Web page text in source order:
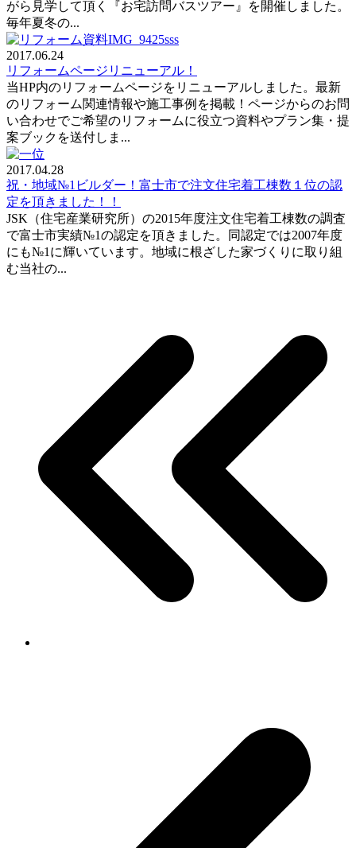
がら見学して頂く『お宅訪問バスツアー』を開催しました。
毎年夏冬の...
2017.06.24
リフォームページリニューアル！
当HP内のリフォームページをリニューアルしました。最新
のリフォーム関連情報や施工事例を掲載！ページからのお問
い合わせでご希望のリフォームに役立つ資料やプラン集・提
案ブックを送付しま...
2017.04.28
祝・地域№1ビルダー！富士市で注文住宅着工棟数１位の認
定を頂きました！！
JSK（住宅産業研究所）の2015年度注文住宅着工棟数の調査
で富士市実績№1の認定を頂きました。同認定では2007年度
にも№1に輝いています。地域に根ざした家づくりに取り組
む当社の...